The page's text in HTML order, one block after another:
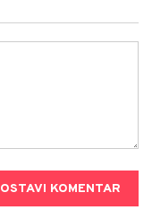
OSTAVI KOMENTAR